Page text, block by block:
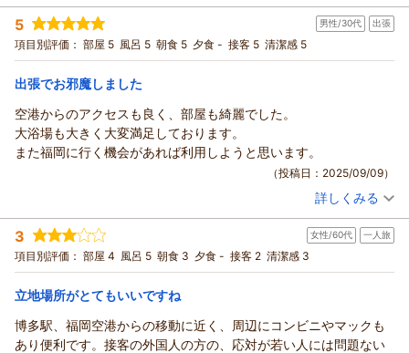
で、お子様のタオル類がご用意できておらずご不便をおかけし
ましたこと、心よりお詫び申し上げます。
今回のお子様のご宿泊は添い寝料金でのご利用となっており、
す。しかしながら、料金を頂戴している以上、ご説明不足によ
りご不快な思いをさせてしまった点は真摯に受け止めておりま
す。
今後は事前のご案内をより分かりやすく徹底し、ご希望があれ
ば追加のタオルをご用意できる旨もお伝えするよう改善してま
「また泊まりたい」とのお言葉をいただけたことが何より励み
です。次回はより快適にお過ごしいただけるよう、スタッフ一
同努めてまいります。再びお迎えできる日を心よりお待ちして
おります。
投稿者： anmamaさん(女性/50代)
宿泊プラン： 【福岡空港ご利用の方限定】 素泊りプラン
ダブル
食事なし
宿泊価格帯： 9,001～10,000円(大人一人あたり/税込)
ご宿泊いただき、そして温かいお言葉まで添えてくださり誠に
ありがとうございます。
お忘れ物の際の対応について、そのように感じていただけたこ
様が安心してお過ごしいただけるよう、迅速で丁寧なサポート
を心がけておりますので、そうした点を評価していただけたこ
とが本当に嬉しいです。
10月にまたお越しいただけるとのこと、スタッフ一同心よりお
う、変わらぬサービスでお迎えいたします。
（返信日：2026/03/13）
5 男性/30代 出張
項目別評価： 部屋 5 風呂 5 朝食 5 夕食 - 接客 5 清潔感 5
出張でお邪魔しました
空港からのアクセスも良く、部屋も綺麗でした。
大浴場も大きく大変満足しております。
また福岡に行く機会があれば利用しようと思います。
（投稿日：2025/09/09）
投稿者： ゆうすけさん(男性/30代)
宿泊プラン： 【福岡空港ご利用の方限定】 朝食付きプラン シェフ厳選
一押し和洋食ビュッフェ
シングル 朝のみ
宿泊価格帯： 10,001～11,000円(大人一人あたり/税込)
ご宿泊いただき、また嬉しいお声をお寄せくださり誠にありが
詳しくみる
3 女性/60代 一人旅
項目別評価： 部屋 4 風呂 5 朝食 3 夕食 - 接客 2 清潔感 3
立地場所がとてもいいですね
博多駅、福岡空港からの移動に近く、周辺にコンビニやマックも
あり便利です。接客の外国人の方の、応対が若い人には問題ない